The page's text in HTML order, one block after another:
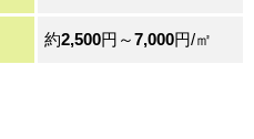
約2,500円～7,000円/㎡